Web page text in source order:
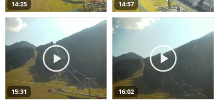
14:25 14:57
15:31 16:02